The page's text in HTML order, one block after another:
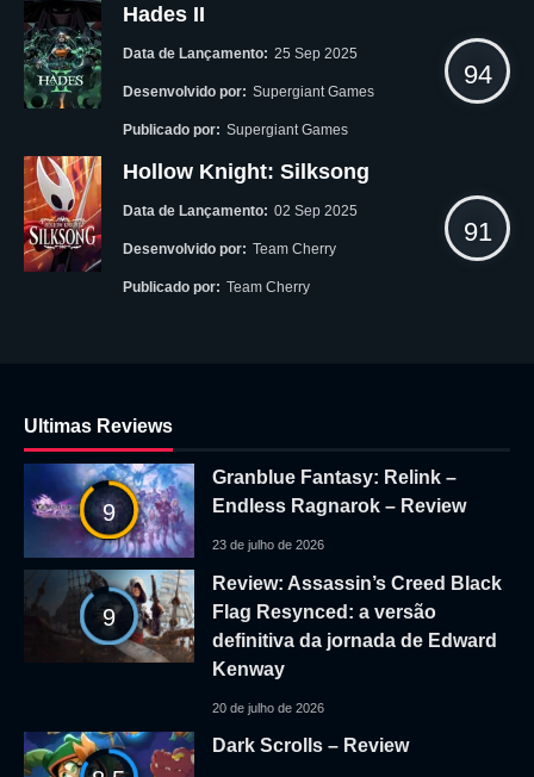
Hades II
Data de Lançamento: 25 Sep 2025
Desenvolvido por: Supergiant Games
Publicado por: Supergiant Games
94
Hollow Knight: Silksong
Data de Lançamento: 02 Sep 2025
Desenvolvido por: Team Cherry
Publicado por: Team Cherry
91
Ultimas Reviews
9
Granblue Fantasy: Relink –
Endless Ragnarok – Review
23 de julho de 2026
9
Review: Assassin’s Creed Black
Flag Resynced: a versão
definitiva da jornada de Edward
Kenway
20 de julho de 2026
Dark Scrolls – Review